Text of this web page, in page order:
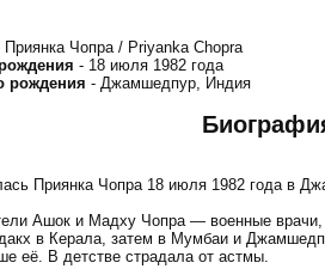
Приянка Чопра / Priyanka Chopra
- 18 июля 1982 года
рождения - Джамшедпур, Индия
Приянка Чопра 18 июля 1982 года в
Ашок и Мадху Чопра — военные врачи,
в Керала, затем в Мумбаи и
её. В детстве страдала от астмы.